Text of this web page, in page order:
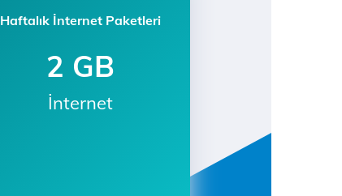
Haftalık İnternet Paketleri
2 GB
İnternet